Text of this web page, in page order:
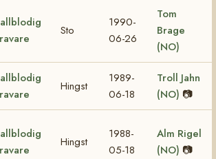
Sto
1990-
06-26
Tom
Brage
(NO)
Hingst
1989-
06-18
Troll Jahn
(NO) 📷
Hingst
1988-
05-18
Alm Rigel
(NO) 📷